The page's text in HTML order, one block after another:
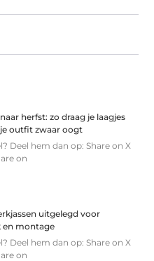
herfst: zo draag je laagjes
outfit zwaar oogt
Deel hem dan op: Share on X
on
uitgelegd voor
en montage
Deel hem dan op: Share on X
on